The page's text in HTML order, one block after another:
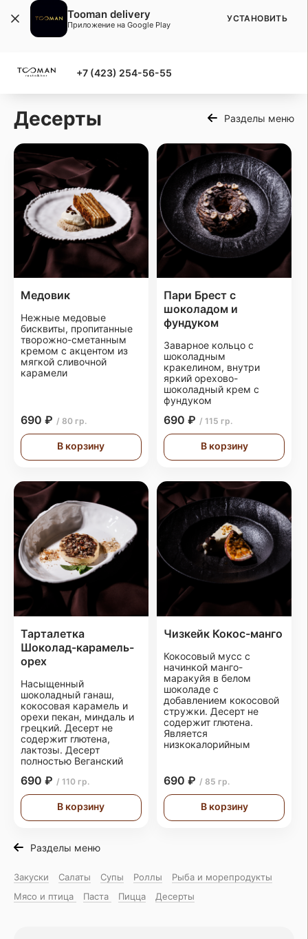
+7 (423) 254-56-55
Десерты Разделы меню
Медовик
Нежные медовые
бисквиты, пропитанные
творожно-сметанным
кремом с акцентом из
мягкой сливочной
карамели
690 ₽ / 80 гр.
В корзину
Пари Брест с
шоколадом и
фундуком
Заварное кольцо с
шоколадным
кракелином, внутри
яркий орехово-
шоколадный крем с
фундуком
690 ₽ / 115 гр.
В корзину
Тарталетка
Шоколад-карамель-
орех
Насыщенный
шоколадный ганаш,
кокосовая карамель и
орехи пекан, миндаль и
грецкий. Десерт не
содержит глютена,
лактозы. Десерт
полностью Веганский
690 ₽ / 110 гр.
В корзину
Чизкейк Кокос-манго
Кокосовый мусс с
начинкой манго-
маракуйя в белом
шоколаде с
добавлением кокосовой
стружки. Десерт не
содержит глютена.
Является
низкокалорийным
690 ₽ / 85 гр.
В корзину
Разделы меню
Закуски Салаты Супы Роллы
Рыба и морепродукты
Мясо и птица
Паста Пицца Десерты
Tooman delivery
Приложение на Google Play
УСТАНОВИТЬ